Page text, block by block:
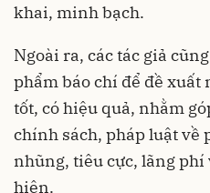
khai, minh bạch.
Ngoài ra, các tác giả
phẩm báo chí để đề
tốt, có hiệu quả, nhằm
chính sách, pháp luật về
nhũng, tiêu cực, lãng phí
hiện.